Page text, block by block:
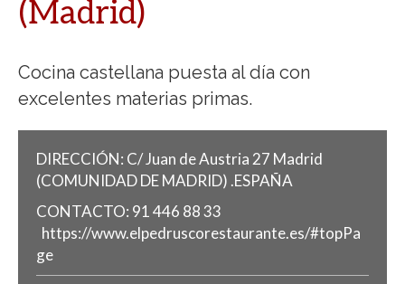
(Madrid)
Cocina castellana puesta al día con
excelentes materias primas.
DIRECCIÓN: C/ Juan de Austria 27 Madrid
(COMUNIDAD DE MADRID) .ESPAÑA
CONTACTO: 91 446 88 33
https://www.elpedruscorestaurante.es/#topPa
ge